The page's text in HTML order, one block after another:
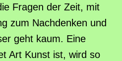
Fragen der Zeit, mit
zum Nachdenken und
geht kaum. Eine
Art Kunst ist, wird so